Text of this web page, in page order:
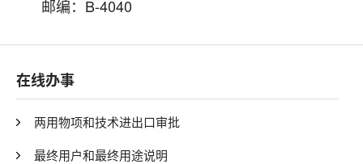
邮编：B-4040
在线办事
两用物项和技术进出口审批
最终用户和最终用途说明